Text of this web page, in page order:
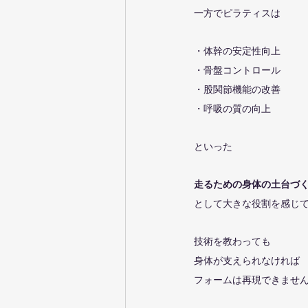
一方でピラティスは
・体幹の安定性向上
・骨盤コントロール
・股関節機能の改善
・呼吸の質の向上
といった
走るための身体の土台づ
として大きな役割を感じ
技術を教わっても
身体が支えられなければ
フォームは再現できません